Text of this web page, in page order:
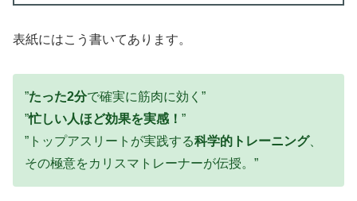
表紙にはこう書いてあります。
”たった2分で確実に筋肉に効く”
”忙しい人ほど効果を実感！ ”
”トップアスリートが実践する科学的トレーニング、
その極意をカリスマトレーナーが伝授。”